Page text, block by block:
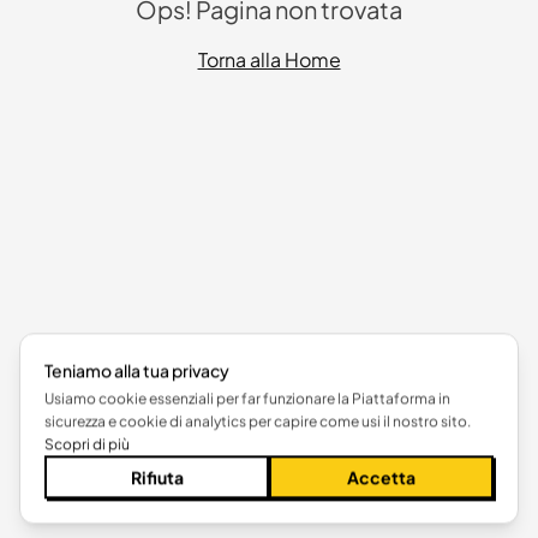
Ops! Pagina non trovata
Torna alla Home
Teniamo alla tua privacy
Usiamo cookie essenziali per far funzionare la Piattaforma in
sicurezza e cookie di analytics per capire come usi il nostro sito.
Scopri di più
Rifiuta Accetta